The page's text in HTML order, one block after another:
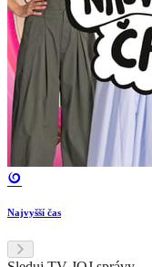
Najvyšší čas